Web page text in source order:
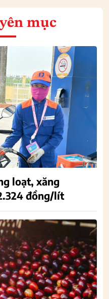
mục
loạt, xăng
đồng/lít